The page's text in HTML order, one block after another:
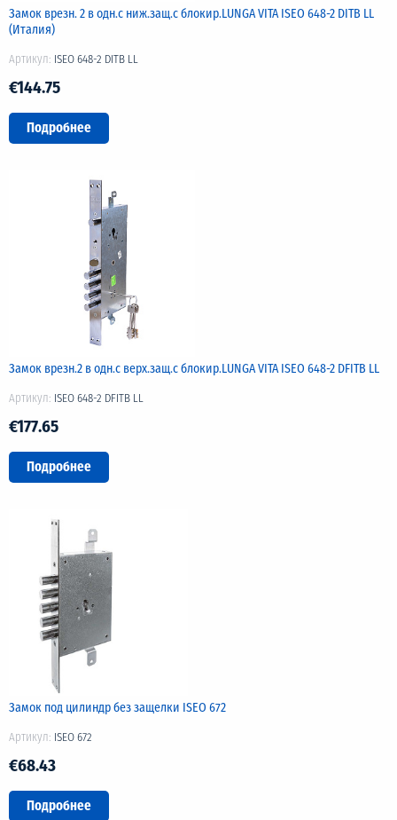
Замок врезн. 2 в одн.с ниж.защ.с блокир.LUNGA VITA ISEO 648-2 DITB LL
(Италия)
Артикул: ISEO 648-2 DITB LL
€144.75
Подробнее
Замок врезн.2 в одн.с верх.защ.с блокир.LUNGA VITA ISEO 648-2 DFITB LL
Артикул: ISEO 648-2 DFITB LL
€177.65
Подробнее
Замок под цилиндр без защелки ISEO 672
Артикул: ISEO 672
€68.43
Подробнее